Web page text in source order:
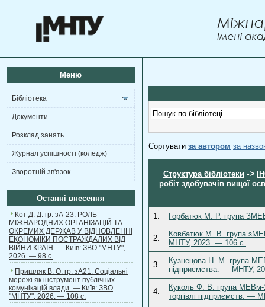
Меню
Бібліотека
Документи
Розклад занять
Журнал успішності (коледж)
Зворотній зв'язок
Останні внесення
Кот Д. Д. гр. зА-23. РОЛЬ
МІЖНАРОДНИХ ОРГАНІЗАЦІЙ ТА
ОКРЕМИХ ДЕРЖАВ У ВІДНОВЛЕННІ
ЕКОНОМІКИ ПОСТРАЖДАЛИХ ВІД
ВІЙНИ КРАЇН. — Київ: ЗВО "МНТУ",
2026. — 98 с.
Пришляк В. О. гр. зА21. Соціальні
мережі як інструмент публічних
комунікацій влади. — Київ: ЗВО
"МНТУ", 2026. — 108 с.
Сортувати за автором за
Структура бібліотеки ->
робіт здобувачів вищої
1. Горбатюк М. Р. група
2.
Ковбатюк М. В. група
МНТУ, 2023. — 106 с.
3.
Кузнецова Н. М. група
підприємства. — МНТУ,
4.
Куколь Ф. В. група МЕВм-
торгівлі підприємств. —